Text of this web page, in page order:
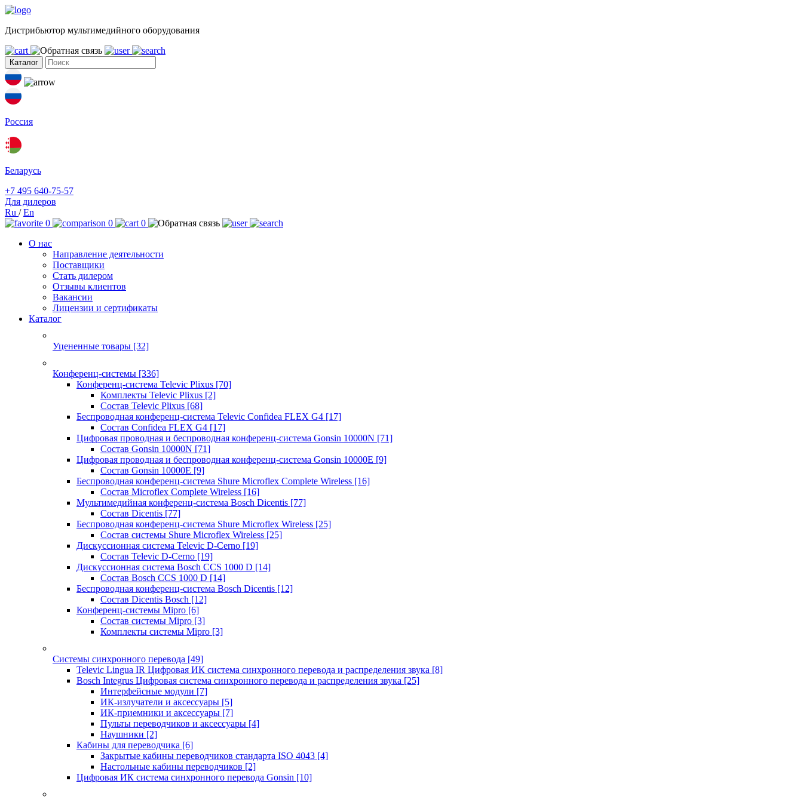
Дистрибьютор мультимедийного оборудования
Каталог
Россия
Беларусь
+7 495 640-75-57
Для дилеров
Ru /En
0
0
0
О нас
Направление деятельности
Поставщики
Стать дилером
Отзывы клиентов
Вакансии
Лицензии и сертификаты
Каталог
Уцененные товары [32]
Конференц-системы [336]
Конференц-система Televic Plixus [70]
Комплекты Televic Plixus [2]
Состав Televic Plixus [68]
Беспроводная конференц-система Televic Confidea FLEX G4 [17]
Состав Confidea FLEX G4 [17]
Цифровая проводная и беспроводная конференц-система Gonsin 10000N [71]
Состав Gonsin 10000N [71]
Цифровая проводная и беспроводная конференц-система Gonsin 10000E [9]
Состав Gonsin 10000E [9]
Беспроводная конференц-система Shure Microflex Complete Wireless [16]
Состав Microflex Complete Wireless [16]
Мультимедийная конференц-система Bosch Dicentis [77]
Состав Dicentis [77]
Беспроводная конференц-система Shure Microflex Wireless [25]
Состав системы Shure Microflex Wireless [25]
Дискуссионная система Televic D-Cerno [19]
Состав Televic D-Cerno [19]
Дискуссионная система Bosch CCS 1000 D [14]
Состав Bosch CCS 1000 D [14]
Беспроводная конференц-система Bosch Dicentis [12]
Состав Dicentis Bosch [12]
Конференц-системы Mipro [6]
Состав системы Mipro [3]
Комплекты системы Mipro [3]
Системы синхронного перевода [49]
Televic Lingua IR Цифровая ИК система синхронного перевода и распределения звука [8]
Bosch Integrus Цифровая система синхронного перевода и распределения звука [25]
Интерфейсные модули [7]
ИК-излучатели и аксессуары [5]
ИК-приемники и аксессуары [7]
Пульты переводчиков и аксессуары [4]
Наушники [2]
Кабины для переводчика [6]
Закрытые кабины переводчиков стандарта ISO 4043 [4]
Настольные кабины переводчиков [2]
Цифровая ИК система синхронного перевода Gonsin [10]